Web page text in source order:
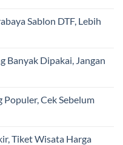
Sablon DTF, Lebih
Banyak Dipakai, Jangan
Cek Sebelum
Tiket Wisata Harga